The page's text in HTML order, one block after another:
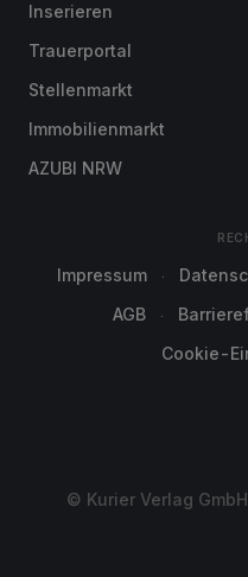
Inserieren
Trauerportal
Stellenmarkt
Immobilienmarkt
AZUBI NRW
Impressum
AGB
Cookie-
© Kurier Verlag